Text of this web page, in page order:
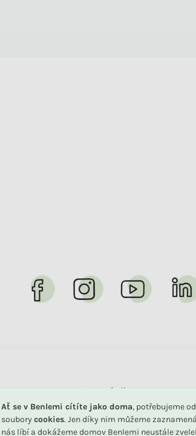
Ať se v Benlemi cítíte jako doma, potřebujeme
soubory cookies. Jen díky nim můžeme
nás líbí a dokážeme domov Benlemi neustále
Chcete poradit s výběrem nebo
Společně to